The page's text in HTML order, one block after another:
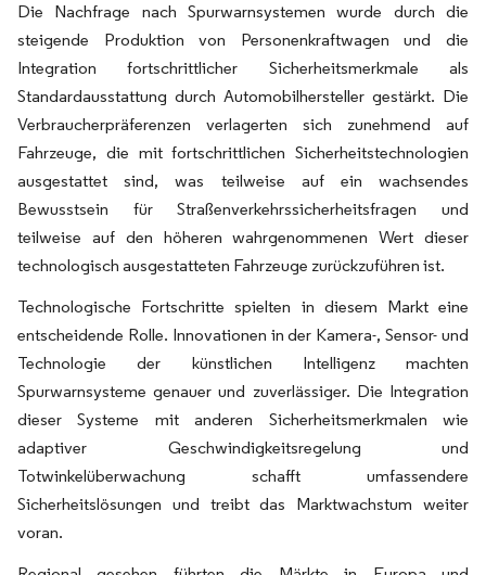
Die Nachfrage nach Spurwarnsystemen wurde durch die
steigende Produktion von Personenkraftwagen und die
Integration fortschrittlicher Sicherheitsmerkmale als
Standardausstattung durch Automobilhersteller gestärkt. Die
Verbraucherpräferenzen verlagerten sich zunehmend auf
Fahrzeuge, die mit fortschrittlichen Sicherheitstechnologien
ausgestattet sind, was teilweise auf ein wachsendes
Bewusstsein für Straßenverkehrssicherheitsfragen und
teilweise auf den höheren wahrgenommenen Wert dieser
technologisch ausgestatteten Fahrzeuge zurückzuführen ist.
Technologische Fortschritte spielten in diesem Markt eine
entscheidende Rolle. Innovationen in der Kamera-, Sensor- und
Technologie der künstlichen Intelligenz machten
Spurwarnsysteme genauer und zuverlässiger. Die Integration
dieser Systeme mit anderen Sicherheitsmerkmalen wie
adaptiver Geschwindigkeitsregelung und
Totwinkelüberwachung schafft umfassendere
Sicherheitslösungen und treibt das Marktwachstum weiter
voran.